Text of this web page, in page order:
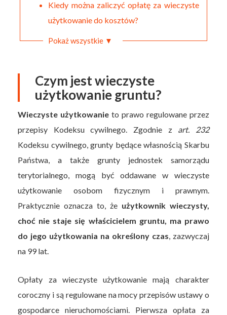
Kiedy można zaliczyć opłatę za wieczyste
użytkowanie do kosztów?
Pokaż wszystkie ▼
Czym jest wieczyste
użytkowanie gruntu?
Wieczyste użytkowanie to prawo regulowane przez
przepisy Kodeksu cywilnego. Zgodnie z art. 232
Kodeksu cywilnego, grunty będące własnością Skarbu
Państwa, a także grunty jednostek samorządu
terytorialnego, mogą być oddawane w wieczyste
użytkowanie osobom fizycznym i prawnym.
Praktycznie oznacza to, że użytkownik wieczysty,
choć nie staje się właścicielem gruntu, ma prawo
do jego użytkowania na określony czas , zazwyczaj
na 99 lat.
Opłaty za wieczyste użytkowanie mają charakter
coroczny i są regulowane na mocy przepisów ustawy o
gospodarce nieruchomościami. Pierwsza opłata za